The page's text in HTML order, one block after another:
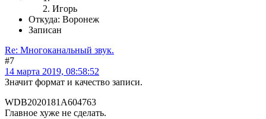
Игорь
Откуда: Воронеж
Записан
Re: Многоканальный звук.
#7
14 марта 2019, 08:58:52
Значит формат и качество записи.
WDB2020181A604763
Главное хуже не сделать.